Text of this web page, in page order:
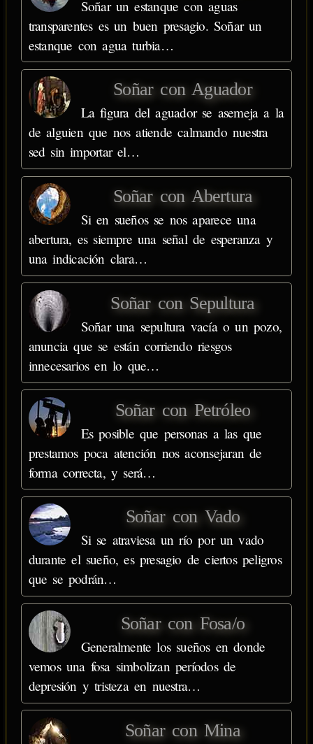
Soñar un estanque con aguas
transparentes es un buen presagio. Soñar un
estanque con agua turbia…
Soñar con Aguador
La figura del aguador se asemeja a la
de alguien que nos atiende calmando nuestra
sed sin importar el…
Soñar con Abertura
Si en sueños se nos aparece una
abertura, es siempre una señal de esperanza y
una indicación clara…
Soñar con Sepultura
Soñar una sepultura vacía o un pozo,
anuncia que se están corriendo riesgos
innecesarios en lo que…
Soñar con Petróleo
Es posible que personas a las que
prestamos poca atención nos aconsejaran de
forma correcta, y será…
Soñar con Vado
Si se atraviesa un río por un vado
durante el sueño, es presagio de ciertos peligros
que se podrán…
Soñar con Fosa/o
Generalmente los sueños en donde
vemos una fosa simbolizan períodos de
depresión y tristeza en nuestra…
Soñar con Mina